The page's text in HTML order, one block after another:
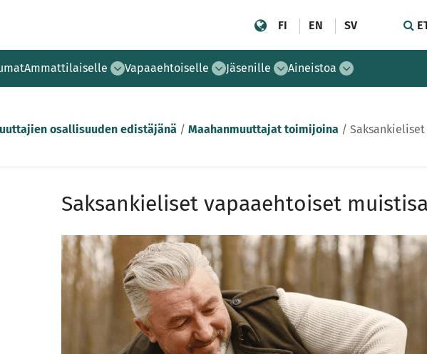
FI EN SV
Ammattilaiselle Vapaaehtoiselle Jäsenille Aineistoa
osallisuuden edistäjänä / Maahanmuuttajat toimijoina /
Saksankieliset vapaaehtoiset